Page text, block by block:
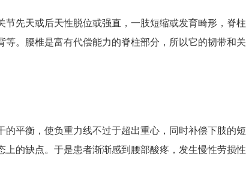
先天或后天性脱位或强直，一肢短缩或发育畸形，脊柱
。腰椎是富有代偿能力的脊柱部分，所以它的韧带和关
平衡，使负重力线不过于超出重心，同时补偿下肢的短
的缺点。于是患者渐渐感到腰部酸疼，发生慢性劳损性